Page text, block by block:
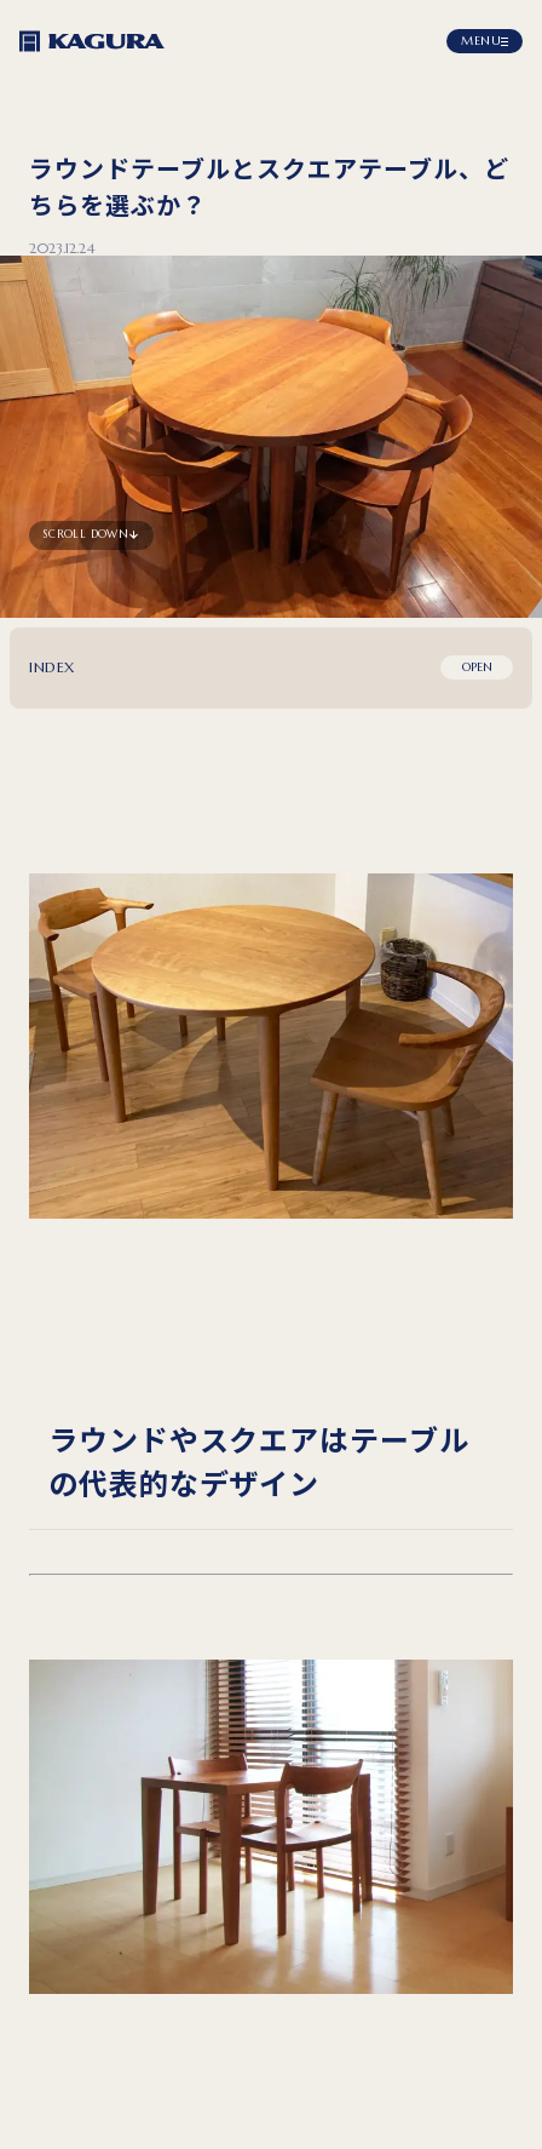
MENU
ラウンドテーブルとスクエアテーブル、ど
ちらを選ぶか？
2023.12.24
SCROLL DOWN
INDEX OPEN
ラウンドやスクエアはテーブル
の代表的なデザイン